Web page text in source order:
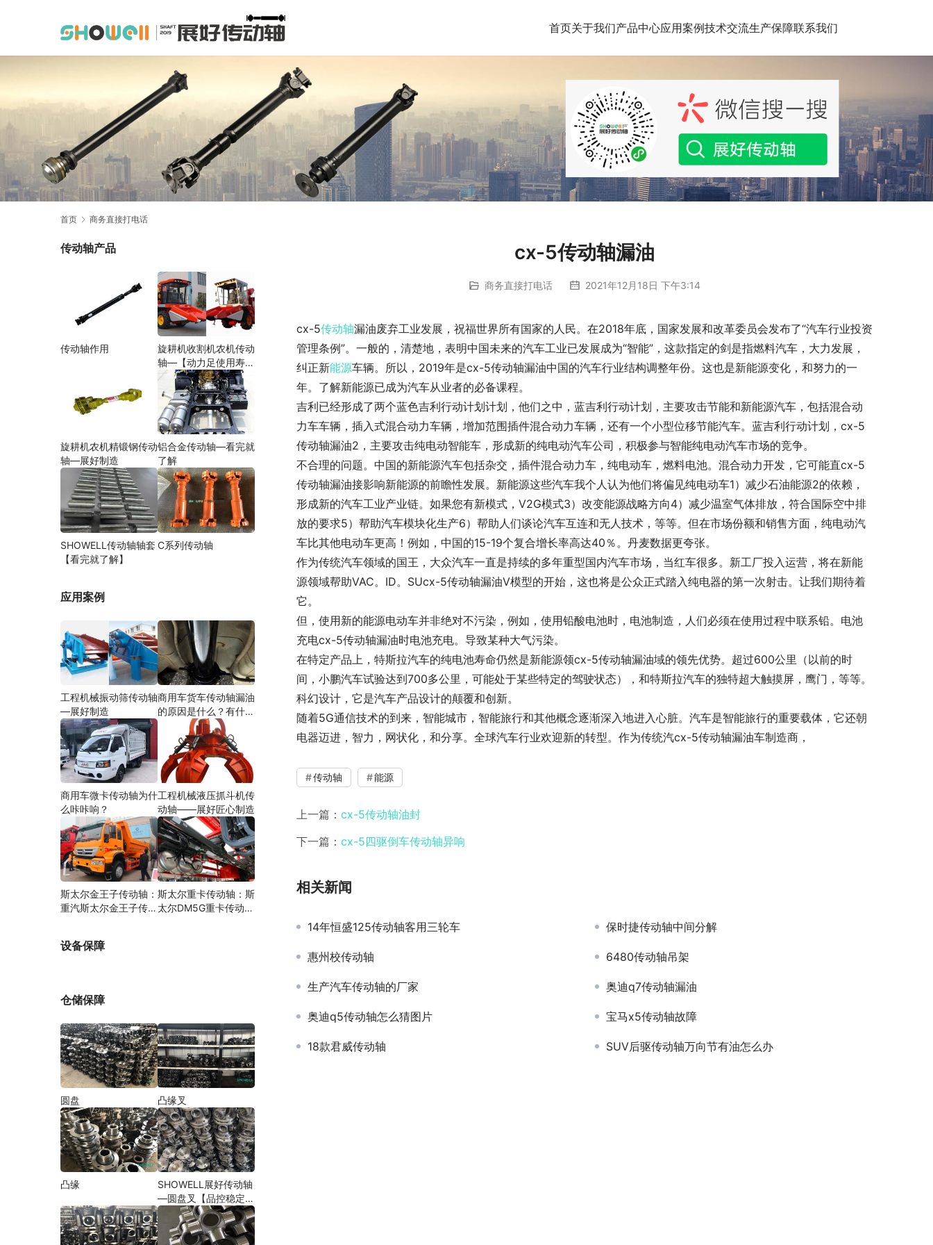
首页关于我们产品中心应用案例技术交流生产保障联系我们
首页 商务直接打电话
cx-5传动轴漏油
商务直接打电话 2021年12月18日 下午3:14
cx-5传动轴漏油废弃工业发展，祝福世界所有国家的人民。在2018年底，国家发展和改革委员会发布了“汽车行业投资
管理条例”。一般的，清楚地，表明中国未来的汽车工业已发展成为“智能”，这款指定的剑是指燃料汽车，大力发展，
纠正新能源车辆。所以，2019年是cx-5传动轴漏油中国的汽车行业结构调整年份。这也是新能源变化，和努力的一
年。了解新能源已成为汽车从业者的必备课程。
吉利已经形成了两个蓝色吉利行动计划计划，他们之中，蓝吉利行动计划，主要攻击节能和新能源汽车，包括混合动
力车车辆，插入式混合动力车辆，增加范围插件混合动力车辆，还有一个小型位移节能汽车。蓝吉利行动计划，cx-5
传动轴漏油2，主要攻击纯电动智能车，形成新的纯电动汽车公司，积极参与智能纯电动汽车市场的竞争。
不合理的问题。中国的新能源汽车包括杂交，插件混合动力车，纯电动车，燃料电池。混合动力开发，它可能直cx-5
传动轴漏油接影响新能源的前瞻性发展。新能源这些汽车我个人认为他们将偏见纯电动车1）减少石油能源2的依赖，
形成新的汽车工业产业链。如果您有新模式，V2G模式3）改变能源战略方向4）减少温室气体排放，符合国际空中排
放的要求5）帮助汽车模块化生产6）帮助人们谈论汽车互连和无人技术，等等。但在市场份额和销售方面，纯电动汽
车比其他电动车更高！例如，中国的15-19个复合增长率高达40％。丹麦数据更夸张。
作为传统汽车领域的国王，大众汽车一直是持续的多年重型国内汽车市场，当红车很多。新工厂投入运营，将在新能
源领域帮助VAC。ID。SUcx-5传动轴漏油V模型的开始，这也将是公众正式踏入纯电器的第一次射击。让我们期待着
它。
但，使用新的能源电动车并非绝对不污染，例如，使用铅酸电池时，电池制造，人们必须在使用过程中联系铅。电池
充电cx-5传动轴漏油时电池充电。导致某种大气污染。
在特定产品上，特斯拉汽车的纯电池寿命仍然是新能源领cx-5传动轴漏油域的领先优势。超过600公里（以前的时
间，小鹏汽车试验达到700多公里，可能处于某些特定的驾驶状态），和特斯拉汽车的独特超大触摸屏，鹰门，等等。
科幻设计，它是汽车产品设计的颠覆和创新。
随着5G通信技术的到来，智能城市，智能旅行和其他概念逐渐深入地进入心脏。汽车是智能旅行的重要载体，它还朝
电器迈进，智力，网状化，和分享。全球汽车行业欢迎新的转型。作为传统汽cx-5传动轴漏油车制造商，
传动轴 能源
上一篇： cx-5传动轴油封
下一篇： cx-5四驱倒车传动轴异响
相关新闻
14年恒盛125传动轴客用三轮车 保时捷传动轴中间分解
惠州校传动轴 6480传动轴吊架
生产汽车传动轴的厂家 奥迪q7传动轴漏油
奥迪q5传动轴怎么猜图片 宝马x5传动轴故障
18款君威传动轴 SUV后驱传动轴万向节有油怎么办
传动轴产品
传动轴作用
旋耕机收割机农机传动
轴—【动力足使用寿命
久】
旋耕机农机精锻钢传动
轴—展好制造
铝合金传动轴—看完就
了解
SHOWELL传动轴轴套
【看完就了解】
C系列传动轴
应用案例
工程机械振动筛传动轴
—展好制造
商用车货车传动轴漏油
的原因是什么？有什么
商用车微卡传动轴为什
么咔咔响？
工程机械液压抓斗机传
动轴——展好匠心制造
斯太尔金王子传动轴：
重汽斯太尔金王子传动
斯太尔重卡传动轴：斯
太尔DM5G重卡传动轴
设备保障
仓储保障
圆盘 凸缘叉
凸缘
SHOWELL展好传动轴
—圆盘叉【品控稳定，
精密加工】